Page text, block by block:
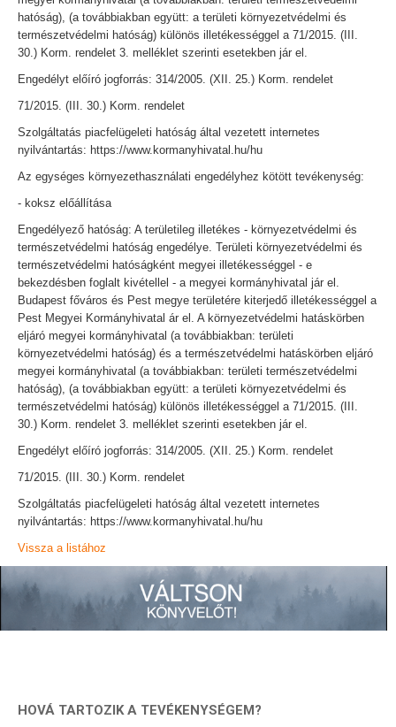
hatóság), (a továbbiakban együtt: a területi környezetvédelmi és
természetvédelmi hatóság) különös illetékességgel a 71/2015. (III.
30.) Korm. rendelet 3. melléklet szerinti esetekben jár el.
Engedélyt előíró jogforrás: 314/2005. (XII. 25.) Korm. rendelet
71/2015. (III. 30.) Korm. rendelet
Szolgáltatás piacfelügeleti hatóság által vezetett internetes
nyilvántartás: https://www.kormanyhivatal.hu/hu
Az egységes környezethasználati engedélyhez kötött tevékenység:
- koksz előállítása
Engedélyező hatóság: A területileg illetékes - környezetvédelmi és
természetvédelmi hatóság engedélye. Területi környezetvédelmi és
természetvédelmi hatóságként megyei illetékességgel - e
bekezdésben foglalt kivétellel - a megyei kormányhivatal jár el.
Budapest főváros és Pest megye területére kiterjedő illetékességgel a
Pest Megyei Kormányhivatal ár el. A környezetvédelmi hatáskörben
eljáró megyei kormányhivatal (a továbbiakban: területi
környezetvédelmi hatóság) és a természetvédelmi hatáskörben eljáró
megyei kormányhivatal (a továbbiakban: területi természetvédelmi
hatóság), (a továbbiakban együtt: a területi környezetvédelmi és
természetvédelmi hatóság) különös illetékességgel a 71/2015. (III.
30.) Korm. rendelet 3. melléklet szerinti esetekben jár el.
Engedélyt előíró jogforrás: 314/2005. (XII. 25.) Korm. rendelet
71/2015. (III. 30.) Korm. rendelet
Szolgáltatás piacfelügeleti hatóság által vezetett internetes
nyilvántartás: https://www.kormanyhivatal.hu/hu
Vissza a listához
HOVÁ TARTOZIK A TEVÉKENYSÉGEM?